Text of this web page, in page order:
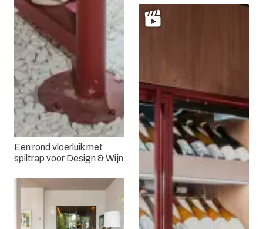
Een rond vloerluik met
spiltrap voor Design & Wijn